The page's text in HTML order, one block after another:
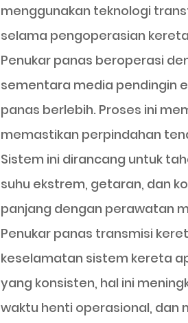
menggunakan teknologi
selama pengoperasian
Penukar panas beroperasi
sementara media pendingin
panas berlebih. Proses ini
memastikan perpindahan
Sistem ini dirancang untuk
suhu ekstrem, getaran, dan
panjang dengan perawatan
Penukar panas transmisi
keselamatan sistem kereta
yang konsisten, hal ini
waktu henti operasional, dan